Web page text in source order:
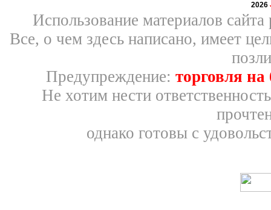
2026
Использование материалов
Все, о чем здесь написано, имеет
Предупреждение: торговля
Не хотим нести
однако готовы с